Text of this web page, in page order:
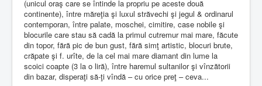
(unicul oraş care se întinde la propriu pe aceste două
continente), între măreţia şi luxul străvechi şi jegul & ordinarul
contemporan, între palate, moschei, cimitire, case nobile şi
blocurile care stau să cadă la primul cutremur mai mare, făcute
din topor, fără pic de bun gust, fără simţ artistic, blocuri brute,
crăpate şi f. urîte, de la cel mai mare diamant din lume la
scoici coapte (3 la o liră), între haremul sultanilor şi vînzătorii
din bazar, disperaţi să-ţi vîndă – cu orice preţ – ceva...